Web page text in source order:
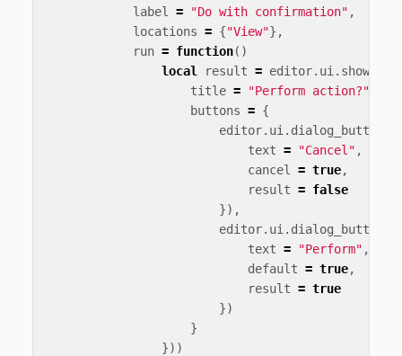
label
= "Do with confirmation" ,
locations = {"View"},
run = function()
local
result = editor. ui .
title = "Perform action?"
buttons = {
editor. ui . dialog_button
text = "Cancel" ,
cancel
= true,
result = false
}),
editor. ui . dialog_button
text = "Perform" ,
default = true,
result = true
})
}
}))